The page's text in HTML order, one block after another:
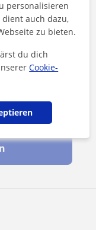
stimmen Sie
personalisieren
auch dazu,
zu bieten.
du dich
Cookie-